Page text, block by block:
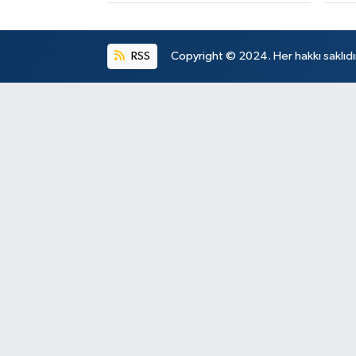
RSS Copyright © 2024. Her hakkı